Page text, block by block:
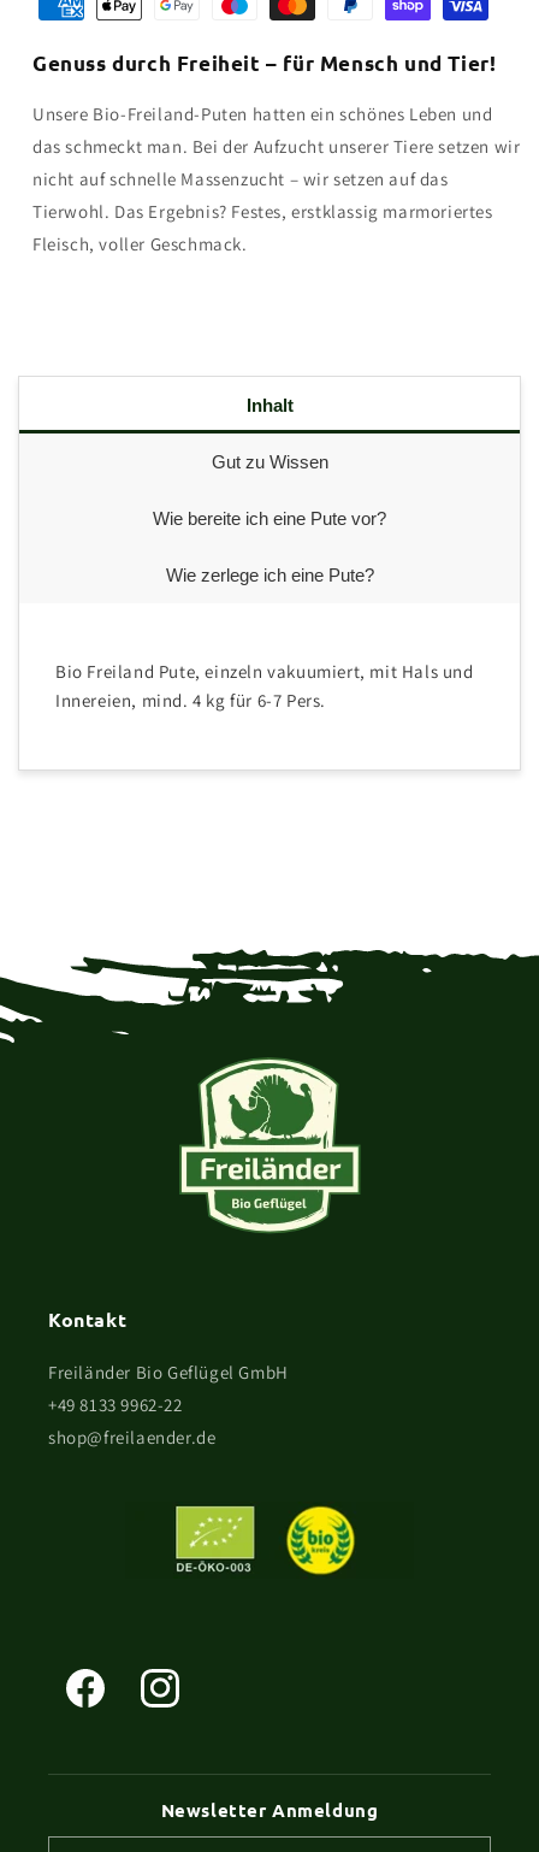
Genuss durch Freiheit – für Mensch und Tier!
Unsere Bio-Freiland-Puten hatten ein schönes Leben und
das schmeckt man. Bei der Aufzucht unserer Tiere setzen wir
nicht auf schnelle Massenzucht – wir setzen auf das
Tierwohl. Das Ergebnis? Festes, erstklassig marmoriertes
Fleisch, voller Geschmack.
Inhalt
Gut zu Wissen
Wie bereite ich eine Pute vor?
Wie zerlege ich eine Pute?
Bio Freiland Pute, einzeln vakuumiert, mit Hals und
Innereien, mind. 4 kg für 6-7 Pers.
Kontakt
Freiländer Bio Geflügel GmbH
+49 8133 9962-22
shop@freilaender.de
Facebook Instagram
Newsletter Anmeldung